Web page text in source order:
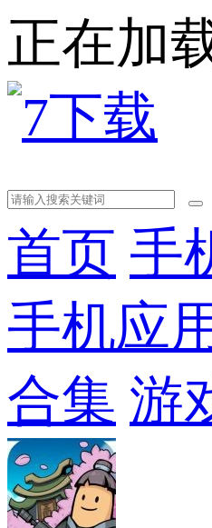
正在加
首页 手
手机应
合集 游